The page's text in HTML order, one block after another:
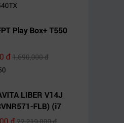
Play Box+ T550
đ1,690,000 đ
LIBER V14J
FLB) (i7
RAM/1TB
đ